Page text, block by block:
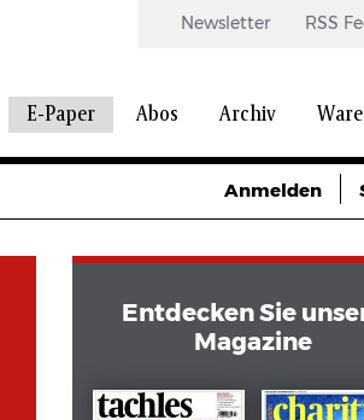
Newsletter RSS
E-Paper Abos Archiv
Anmelden
Entdecken Sie
Magazine